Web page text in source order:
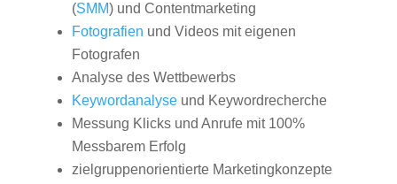
(SMM) und Contentmarketing
Fotografien und Videos mit eigenen
Fotografen
Analyse des Wettbewerbs
Keywordanalyseund Keywordrecherche
Messung Klicks und Anrufe mit 100%
Messbarem Erfolg
zielgruppenorientierte Marketingkonzepte